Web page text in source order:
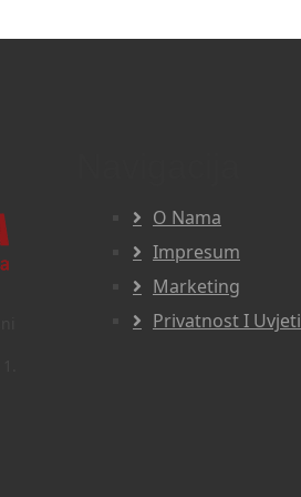
O Nama
Impresum
Marketing
Privatnost I Uvjeti